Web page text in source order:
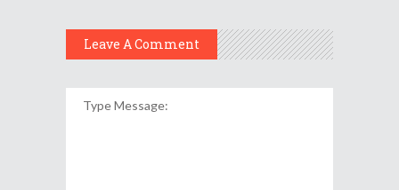
Leave A Comment